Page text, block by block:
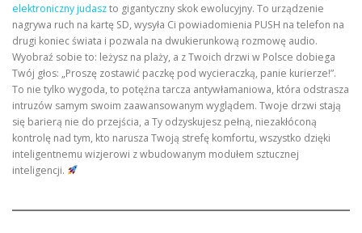
elektroniczny judaszto gigantyczny skok ewolucyjny. To urządzenie
nagrywa ruch na kartę SD, wysyła Ci powiadomienia PUSH na telefon na
drugi koniec świata i pozwala na dwukierunkową rozmowę audio.
Wyobraź sobie to: leżysz na plaży, a z Twoich drzwi w Polsce dobiega
Twój głos: „Proszę zostawić paczkę pod wycieraczką, panie kurierze!”.
To nie tylko wygoda, to potężna tarcza antywłamaniowa, która odstrasza
intruzów samym swoim zaawansowanym wyglądem. Twoje drzwi stają
się barierą nie do przejścia, a Ty odzyskujesz pełną, niezakłóconą
kontrolę nad tym, kto narusza Twoją strefę komfortu, wszystko dzięki
inteligentnemu wizjerowi z wbudowanym modułem sztucznej
inteligencji.